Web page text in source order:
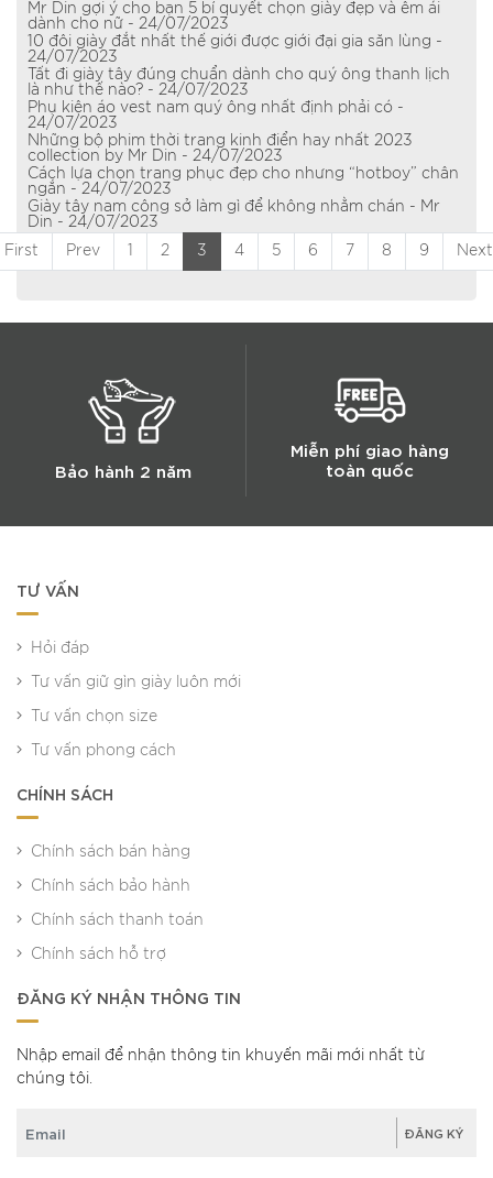
Mr Din gợi ý cho bạn 5 bí quyết chọn giày đẹp và êm ái
dành cho nữ - 24/07/2023
10 đôi giày đắt nhất thế giới được giới đại gia săn lùng -
24/07/2023
Tất đi giày tây đúng chuẩn dành cho quý ông thanh lịch
là như thế nào? - 24/07/2023
Phụ kiện áo vest nam quý ông nhất định phải có -
24/07/2023
Những bộ phim thời trang kinh điển hay nhất 2023
collection by Mr Din - 24/07/2023
Cách lựa chọn trang phục đẹp cho nhưng “hotboy” chân
ngắn - 24/07/2023
Giày tây nam công sở làm gì để không nhằm chán - Mr
Din - 24/07/2023
First
Prev 2 3 4 5 6 7 8 9 Next
Bảo hành 2 năm
Miễn phí giao hàng
toàn quốc
TƯ VẤN
Hỏi đáp
Tư vấn giữ gìn giày luôn mới
Tư vấn chọn size
Tư vấn phong cách
CHÍNH SÁCH
Chính sách bán hàng
Chính sách bảo hành
Chính sách thanh toán
Chính sách hỗ trợ
ĐĂNG KÝ NHẬN THÔNG TIN
Nhập email để nhận thông tin khuyến mãi mới nhất từ
chúng tôi.